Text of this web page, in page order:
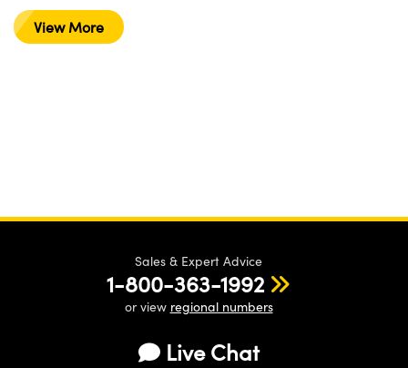
View More
Sales & Expert Advice
1-800-363-1992
or view regional numbers
Live Chat